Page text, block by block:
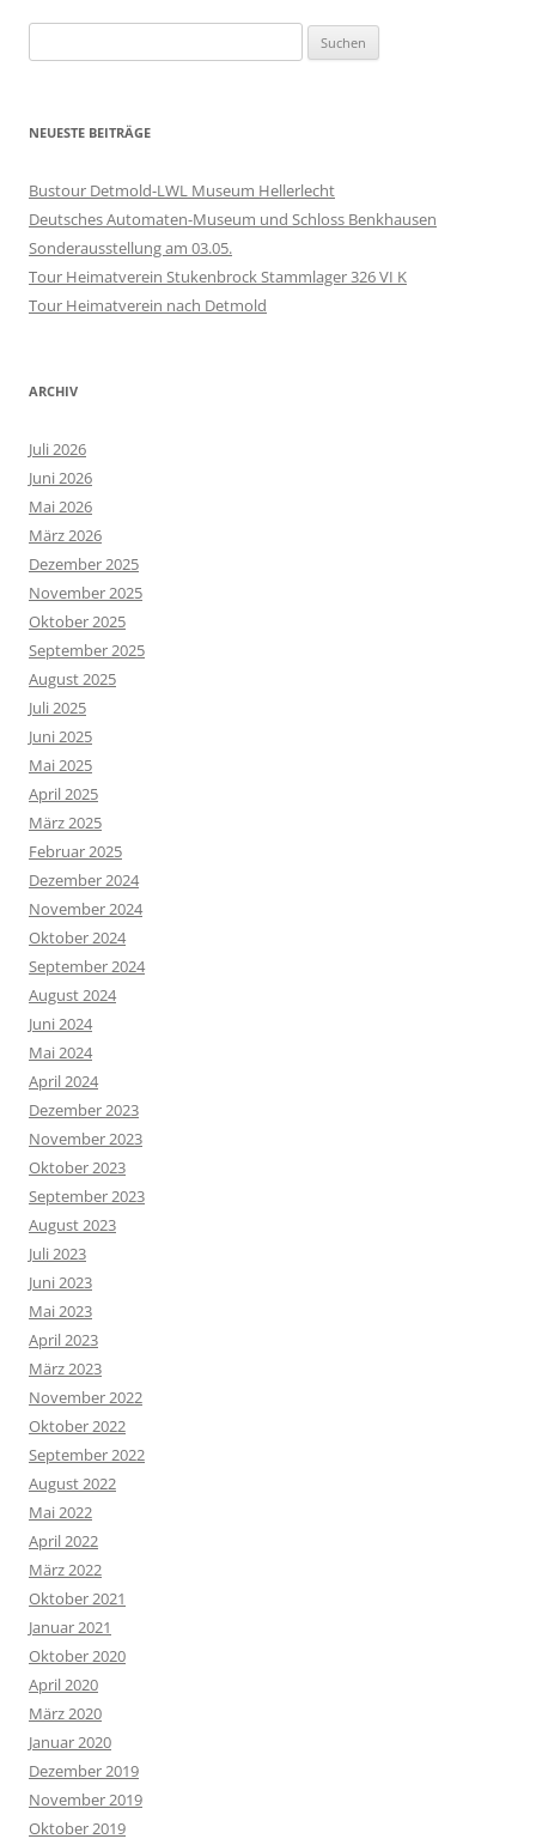
nach:
NEUESTE BEITRÄGE
Bustour Detmold-LWL Museum Hellerlecht
Deutsches Automaten-Museum und Schloss Benkhausen
Sonderausstellung am 03.05.
Tour Heimatverein Stukenbrock Stammlager 326 VI K
Tour Heimatverein nach Detmold
ARCHIV
Juli 2026
Juni 2026
Mai 2026
März 2026
Dezember 2025
November 2025
Oktober 2025
September 2025
August 2025
Juli 2025
Juni 2025
Mai 2025
April 2025
März 2025
Februar 2025
Dezember 2024
November 2024
Oktober 2024
September 2024
August 2024
Juni 2024
Mai 2024
April 2024
Dezember 2023
November 2023
Oktober 2023
September 2023
August 2023
Juli 2023
Juni 2023
Mai 2023
April 2023
März 2023
November 2022
Oktober 2022
September 2022
August 2022
Mai 2022
April 2022
März 2022
Oktober 2021
Januar 2021
Oktober 2020
April 2020
März 2020
Januar 2020
Dezember 2019
November 2019
Oktober 2019